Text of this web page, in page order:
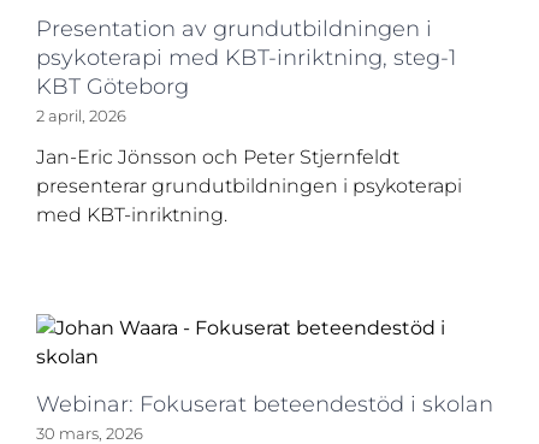
Presentation av grundutbildningen i
psykoterapi med KBT-inriktning, steg-1
KBT Göteborg
2 april, 2026
Jan-Eric Jönsson och Peter Stjernfeldt
presenterar grundutbildningen i psykoterapi
med KBT-inriktning.
Webinar: Fokuserat beteendestöd i skolan
30 mars, 2026